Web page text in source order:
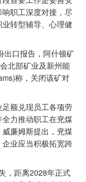
职工深度对接，尽
转型辅导、心理健
出口报告，阿什顿矿
北部矿业及新州能
称，关闭该矿对
额兑现员工各项劳
力推动职工在兖煤
廉姆斯提出，兖煤
业应当积极拓宽跨
，距离2028年正式